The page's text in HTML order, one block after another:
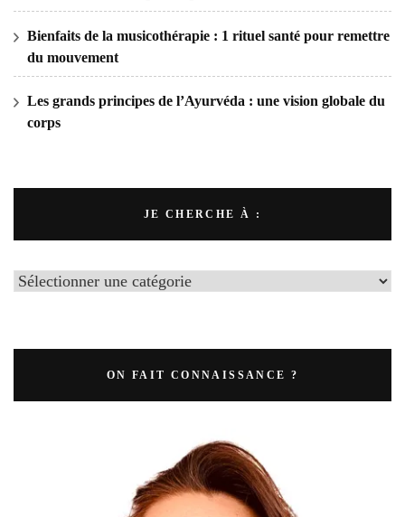
Bienfaits de la musicothérapie : 1 rituel santé pour remettre
du mouvement
Les grands principes de l’Ayurvéda : une vision globale du
corps
JE CHERCHE À :
ON FAIT CONNAISSANCE ?